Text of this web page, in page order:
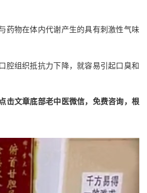
药物在体内代谢产生的具有刺激性气味
腔组织抵抗力下降，就容易引起口臭和
击文章底部老中医微信，免费咨询，根